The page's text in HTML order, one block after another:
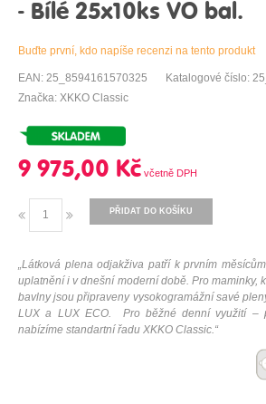
- Bílé 25x10ks VO bal.
Buďte první, kdo napíše recenzi na tento produkt
EAN: 25_8594161570325
Katalogové číslo:
Značka: XKKO Classic
9 975,00 Kč
PŘIDAT DO KOŠÍKU
„Látková plena odjakživa patří k prvním
uplatnění i v dnešní moderní době. Pro maminky,
bavlny jsou připraveny vysokogramážní savé
LUX a LUX ECO. Pro běžné denní využití –
nabízíme standartní řadu XKKO Classic.“